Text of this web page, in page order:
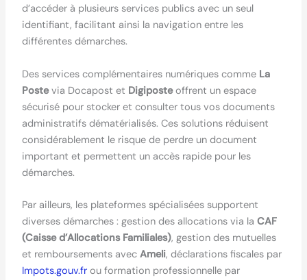
d’accéder à plusieurs services publics avec un seul
identifiant, facilitant ainsi la navigation entre les
différentes démarches.
Des services complémentaires numériques comme La
Postevia Docapost et Digiposteoffrent un espace
sécurisé pour stocker et consulter tous vos documents
administratifs dématérialisés. Ces solutions réduisent
considérablement le risque de perdre un document
important et permettent un accès rapide pour les
démarches.
Par ailleurs, les plateformes spécialisées supportent
diverses démarches : gestion des allocations via la CAF
(Caisse d’Allocations Familiales), gestion des mutuelles
et remboursements avec Ameli, déclarations fiscales par
Impots.gouv.frou formation professionnelle par